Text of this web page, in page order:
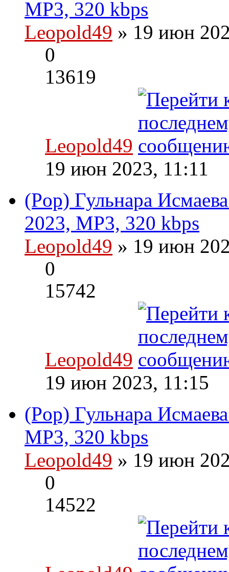
MP3, 320 kbps
Leopold49 » 19 июн
0
13619
Leopold49
19 июн 2023, 11:11
(Pop) Гульнара
2023, MP3, 320 kbps
Leopold49 » 19 июн
0
15742
Leopold49
19 июн 2023, 11:15
(Pop) Гульнара
MP3, 320 kbps
Leopold49 » 19 июн
0
14522